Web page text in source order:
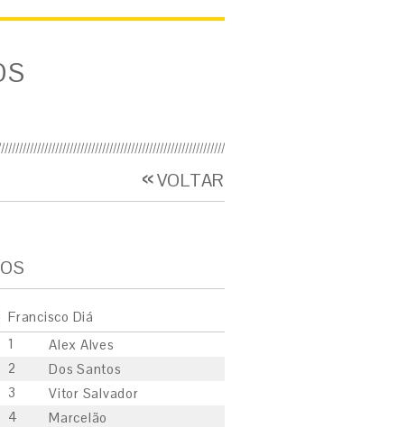
VOLTAR
Francisco Diá
1
Alex Alves
2
Dos Santos
3
Vitor Salvador
4
Marcelão